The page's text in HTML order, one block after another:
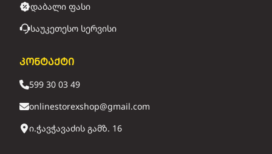
დაბალი ფასი
საუკეთესო სერვისი
კონტაქტი
599 30 03 49
onlinestorexshop@gmail.com
ი.ჭავჭავაძის გამზ. 16